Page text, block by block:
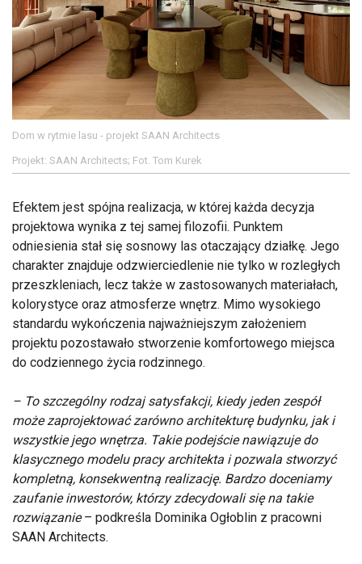
Dom w rytmie lasu - projekt SAAN Architects
Projekt: SAAN Architects; Fot. Tom Kurek
Efektem jest spójna realizacja, w której każda decyzja
projektowa wynika z tej samej filozofii. Punktem
odniesienia stał się sosnowy las otaczający działkę. Jego
charakter znajduje odzwierciedlenie nie tylko w rozległych
przeszkleniach, lecz także w zastosowanych materiałach,
kolorystyce oraz atmosferze wnętrz. Mimo wysokiego
standardu wykończenia najważniejszym założeniem
projektu pozostawało stworzenie komfortowego miejsca
do codziennego życia rodzinnego.
– To szczególny rodzaj satysfakcji, kiedy jeden zespół
może zaprojektować zarówno architekturę budynku, jak i
wszystkie jego wnętrza. Takie podejście nawiązuje do
klasycznego modelu pracy architekta i pozwala stworzyć
kompletną, konsekwentną realizację. Bardzo doceniamy
zaufanie inwestorów, którzy zdecydowali się na takie
rozwiązanie– podkreśla Dominika Ogłoblin z pracowni
SAAN Architects.